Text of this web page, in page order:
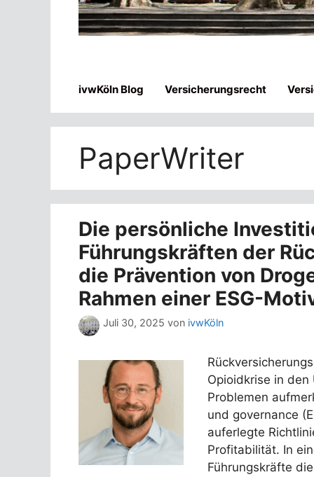
ivwKöln Blog Versicherungsrecht
PaperWriter
Die persönliche
Führungskräften der
die Prävention von
Rahmen einer ESG-
Juli 30, 2025 von ivwKöln
Opioidkrise in
Problemen
und governance
auferlegte
Profitabilität. In
Führungskräfte